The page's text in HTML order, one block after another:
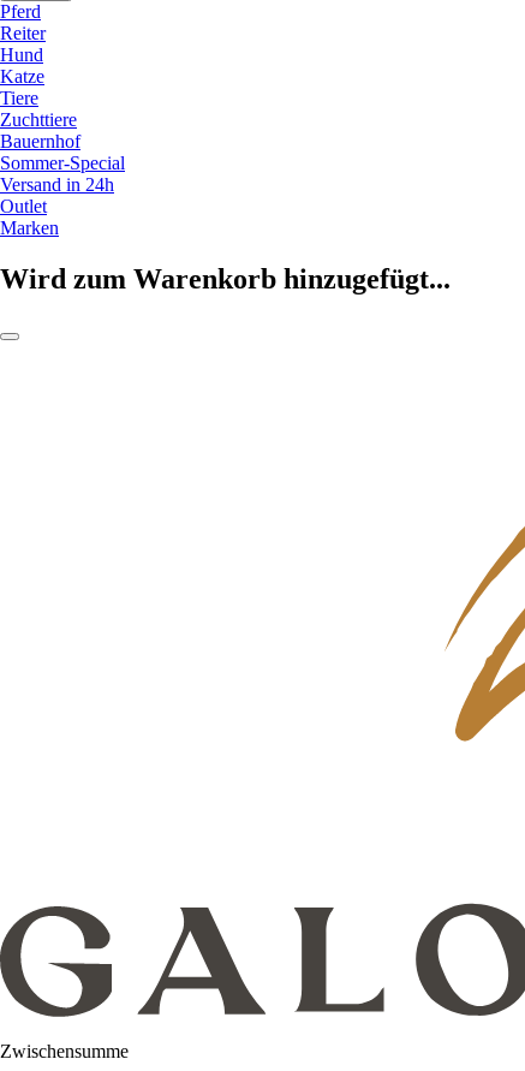
Pferd
Reiter
Hund
Katze
Tiere
Zuchttiere
Bauernhof
Sommer-Special
Versand in 24h
Outlet
Marken
Wird zum Warenkorb hinzugefügt...
Zwischensumme